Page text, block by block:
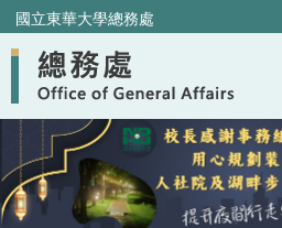
跳
到
主
內
容
區
國立東華大學總務處